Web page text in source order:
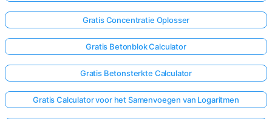
Gratis Concentratie Oplosser
Gratis Betonblok Calculator
Gratis Betonsterkte Calculator
Gratis Calculator voor het Samenvoegen van Logaritmen